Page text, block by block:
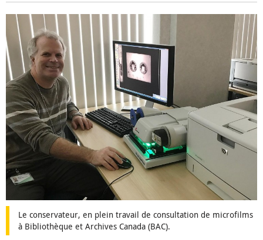
Le conservateur, en plein travail de consultation de microfilms
à Bibliothèque et Archives Canada (BAC).